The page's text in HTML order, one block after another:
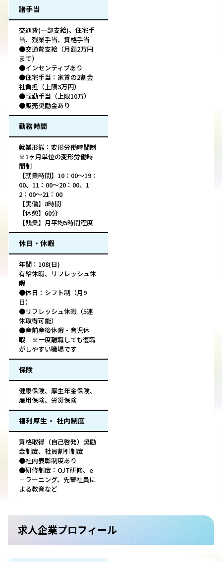
諸手当
交通費(一部支給)、住宅手
当、残業手当、資格手当
●交通費支給（月額2万円
まで）
●インセンティブあり
●住宅手当：家賃の2割会
社負担（上限3万円）
●転勤手当（上限10万）
●販売奨励金あり
勤務時間
就業形態：変形労働時間制
※1ヶ月単位の変形労働時
間制
【就業時間】10：00〜19：
00、11：00〜20：00、1
2：00〜21：00
【実働】8時間
【休憩】60分
【残業】月平均5時間程度
休日・休暇
年間：108(日)
有給休暇、リフレッシュ休
暇
●休日：シフト制（月9
日）
●リフレッシュ休暇（5連
休取得可能）
●産前産後休暇・育児休
暇 ※一度離職しても復職
がしやすい職場です
保険
健康保険、厚生年金保険、
雇用保険、労災保険
福利厚生・ 社内制度
資格取得（自己啓発）奨励
金制度、社員割引制度
●社内表彰制度あり
●研修制度：OJT研修、e
－ラーニング、先輩社員に
よる教育など
求人企業プロフィール